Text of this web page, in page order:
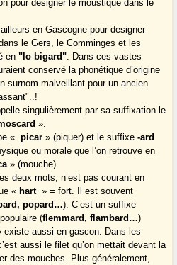
pour designer le moustique dans le
en Gascogne pour designer
le Gers, le Comminges et les
en"lo bigard". Dans ces vastes
conservé la phonétique d’origine
surnom malveillant pour un ancien
singulièrement par sa suffixation le
».
« picar » (piquer) et le suffixe-ard
ou morale que l’on retrouve en
» (mouche).
deux mots, n’est pas courant en
« hart » = fort. Il est souvent
popard…). C’est un suffixe
(flemmard, flambard…)
existe aussi en gascon. Dans les
aussi le filet qu’on mettait devant la
des mouches. Plus généralement,